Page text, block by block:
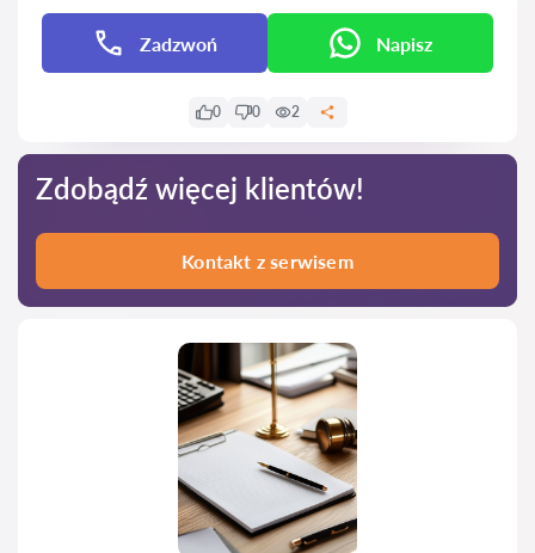
Zadzwoń Napisz
0 0 2
Zdobądź więcej klientów!
Kontakt z serwisem